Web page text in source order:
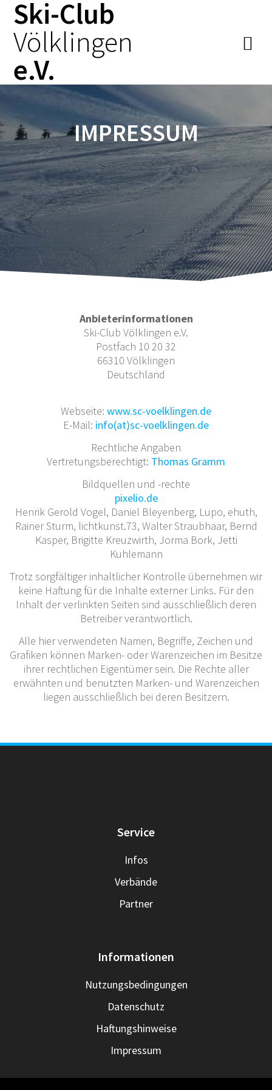
Ski-Club
Völklingen
e.V.
IMPRESSUM
Anbieterinformationen
Ski-Club Völklingen e.V.
Postfach 10 20 32
66310 Völklingen
Deutschland
Webseite: www.sc-voelklingen.de
E-Mail: info(at)sc-voelklingen.de
Rechtliche Angaben
Vertretungsberechtigt: Thomas Gramm
Bildquellen und -rechte
pixelio.de
Henrik Gerold Vogel, Daniel Bleyenberg, Lupo, ehuth,
Rainer Sturm, lichtkunst.73, Walter Straubhaar, Bernd
Kasper, Brigitte Kreuzwirth, Jorma Bork, Jetti
Kuhlemann
Trotz sorgfältiger inhaltlicher Kontrolle übernehmen wir
keine Haftung für die Inhalte externer Links. Für den
Inhalt der verlinkten Seiten sind ausschließlich deren
Betreiber verantwortlich.
Alle hier verwendeten Namen, Begriffe, Zeichen und
Grafiken können Marken- oder Warenzeichen im Besitze
ihrer rechtlichen Eigentümer sein. Die Rechte aller
erwähnten und benutzten Marken- und Warenzeichen
liegen ausschließlich bei deren Besitzern.
Service
Infos
Verbände
Partner
Informationen
Nutzungsbedingungen
Datenschutz
Haftungshinweise
Impressum